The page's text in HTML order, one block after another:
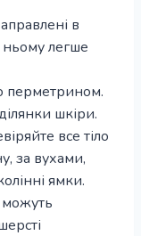
в
легше
перметрином.
шкіри.
все тіло
за вухами,
ямки.
можуть